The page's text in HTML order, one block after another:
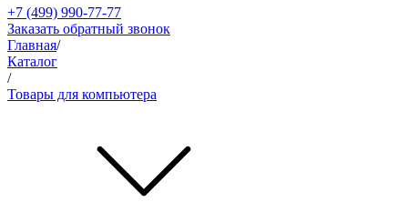
+7 (499) 990-77-77
Заказать обратный звонок
Главная/
Каталог
/
Товары для компьютера